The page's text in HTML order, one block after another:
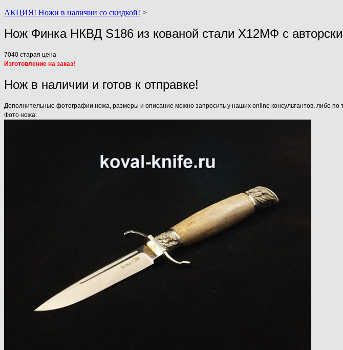
АКЦИЯ! Ножи в наличии со скидкой! >
Нож Финка НКВД S186 из кованой стали Х12МФ с
7040 старая цена
Изготовление на заказ!
Нож в наличии и готов к отправке!
Дополнительные фотографии ножа, размеры и описание можно запросить у наших online консультантов, либо
Фото ножа: